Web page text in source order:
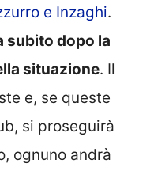
e Inzaghi.
subito dopo la
situazione. Il
e, se queste
si proseguirà
ognuno andrà